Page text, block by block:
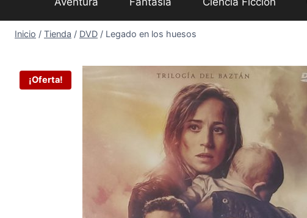
Inicio / Tienda / DVD / Legado en los huesos
¡Oferta!